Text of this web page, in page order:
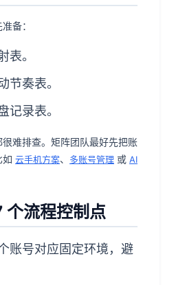
备：
表。
节奏表。
记录表。
难排查。矩阵团队最好先把账
如 云手机方案、 多账号管理 或 AI
个流程控制点
账号对应固定环境，避